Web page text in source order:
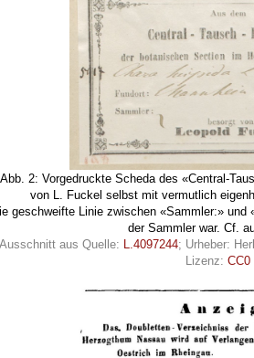
Abb. 2: Vorgedruckte Scheda des «Central-
von L. Fuckel selbst mit vermutlich
geschweifte Linie zwischen «Sammler:»
der Sammler war. Cf.
aus Quelle: L.4097244; Urheber:
Lizenz: CC0